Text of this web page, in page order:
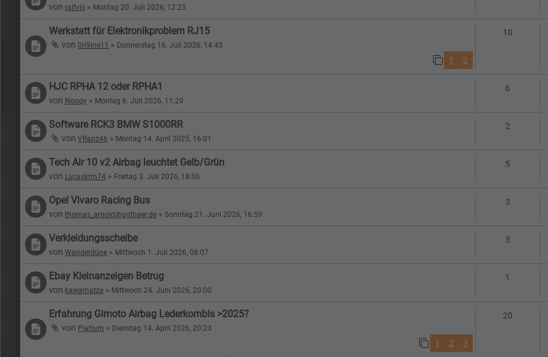
von ralfviii » Montag 20. Juli 2026, 12:23
Werkstatt für Elektronikproblem RJ15
von 0ri9ine11 » Donnerstag 16. Juli 2026, 14:43
1 2
10
HJC RPHA 12 oder RPHA1
von Noogy » Montag 6. Juli 2026, 11:20
6
Software RCK3 BMW S1000RR
vonVRanz46 » Montag 14. April 2025, 16:01
2
Tech Air 10 v2 Airbag leuchtet Gelb/Grün
von Lucaskrm74 » Freitag 3. Juli 2026, 18:06
5
Opel Vivaro Racing Bus
vonthomas_arnold@gothaer.de » Sonntag 21. Juni 2026, 16:59
3
Verkleidungsscheibe
vonWanderdüne » Mittwoch 1. Juli 2026, 08:07
3
Ebay Kleinanzeigen Betrug
von kawamatze » Mittwoch 24. Juni 2026, 20:00
1
Erfahrung Gimoto Airbag Lederkombis >2025?
von Platium » Dienstag 14. April 2026, 20:23
1 2 3
20